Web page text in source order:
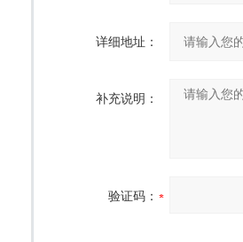
详细地址：
补充说明：
验证码：